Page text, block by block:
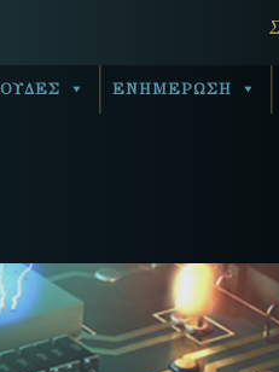
ΕΝΗΜΕΡΩΣΗ